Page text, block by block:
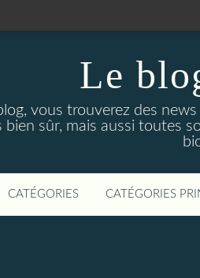
Le
vous trouverez des
bien sûr, mais aussi toutes
CATÉGORIES CATÉGORIES